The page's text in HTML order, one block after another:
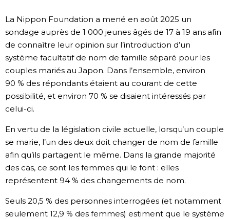
Vidéos
Tokyo
La Nippon Foundation a mené en août 2025 un
sondage auprès de 1 000 jeunes âgés de 17 à 19 ans afin
de connaître leur opinion sur l’introduction d’un
système facultatif de nom de famille séparé pour les
couples mariés au Japon. Dans l’ensemble, environ
90 % des répondants étaient au courant de cette
possibilité, et environ 70 % se disaient intéressés par
celui-ci.
En vertu de la législation civile actuelle, lorsqu’un couple
se marie, l’un des deux doit changer de nom de famille
afin qu’ils partagent le même. Dans la grande majorité
des cas, ce sont les femmes qui le font : elles
représentent 94 % des changements de nom.
Seuls 20,5 % des personnes interrogées (et notamment
seulement 12,9 % des femmes) estiment que le système